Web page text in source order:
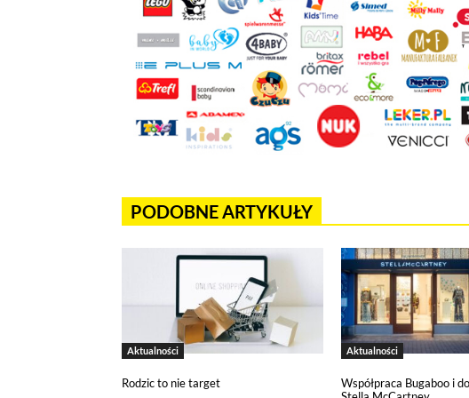
PODOBNE ARTYKUŁY
Aktualności
Rodzic to nie target
Aktualności
Współpraca Bugaboo i
Jeżeli chcesz zaakceptować wszystkie
Akceptuję wszystkie pliki cookies
Niezbędne pliki cookies
w plikach cookies własnych zapisywana jest
Narzędzia Google
Korzystamy z Google Analytics, czyli narzędzia
użytkowników na naszej stronie. Kod śledzący
być przez Google wykorzystywane przy
wykorzystywane w ustawieniach kampanii
wyłączyć narzędzia Google.